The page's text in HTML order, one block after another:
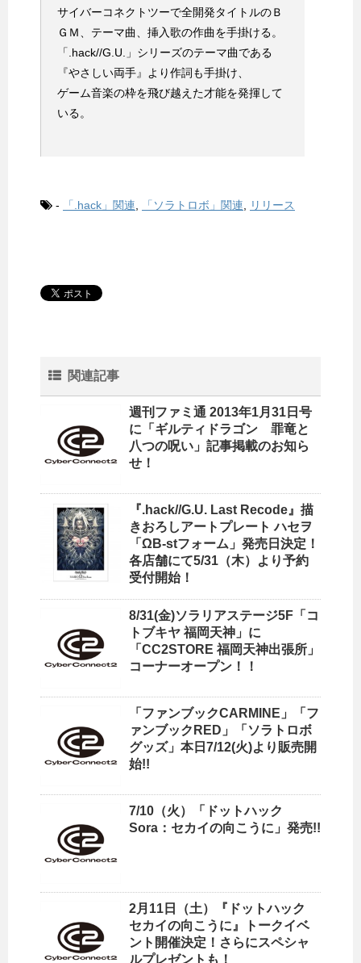
サイバーコネクトツーで全開発タイトルのＢ
ＧＭ、テーマ曲、挿入歌の作曲を手掛ける。
「.hack//G.U.」シリーズのテーマ曲である
『やさしい両手』より作詞も手掛け、
ゲーム音楽の枠を飛び越えた才能を発揮して
いる。
- 「.hack」関連 「ソラトロボ」関連 リリース
関連記事
週刊ファミ通 2013年1月31日号
に「ギルティドラゴン 罪竜と
八つの呪い」記事掲載のお知ら
せ！
『.hack//G.U. Last Recode』描
きおろしアートプレート ハセヲ
「ΩB-stフォーム」発売日決定！
各店舗にて5/31（木）より予約
受付開始！
8/31(金)ソラリアステージ5F「コ
トブキヤ 福岡天神」に
「CC2STORE 福岡天神出張所」
コーナーオープン！！
「ファンブックCARMINE」「フ
ァンブックRED」「ソラトロボ
グッズ」本日7/12(火)より販売開
始!!
7/10（火）「ドットハック
Sora：セカイの向こうに」発売!!
2月11日（土）『ドットハック
セカイの向こうに』トークイベ
ント開催決定！さらにスペシャ
ルプレゼントも！